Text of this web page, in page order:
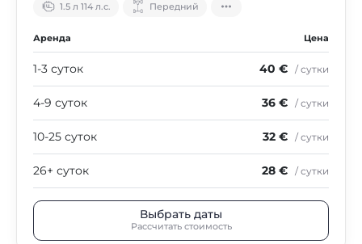
1.5 л 114 л.с. Передний
Аренда Цена
1-3 суток 40 € / сутки
4-9 суток 36 € / сутки
10-25 суток 32 € / сутки
26+ суток 28 € / сутки
Выбрать даты
Рассчитать стоимость